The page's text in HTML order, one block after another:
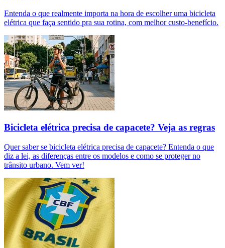
Entenda o que realmente importa na hora de escolher uma bicicleta
elétrica que faça sentido pra sua rotina, com melhor custo-benefício.
Bicicleta elétrica precisa de capacete? Veja as regras
Quer saber se bicicleta elétrica precisa de capacete? Entenda o que
diz a lei, as diferenças entre os modelos e como se proteger no
trânsito urbano. Vem ver!